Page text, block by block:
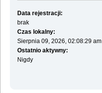
Data rejestracji:
brak
Czas lokalny:
Sierpnia 09, 2026, 02:08:29 am
Ostatnio aktywny:
Nigdy